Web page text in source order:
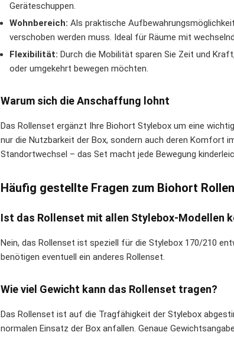
Geräteschuppen.
Wohnbereich: Als praktische
verschoben werden muss. Ideal für Räume mit
Flexibilität: Durch die Mobilität sparen Sie Zeit und
oder umgekehrt bewegen möchten.
Warum sich die Anschaffung lohnt
Das Rollenset ergänzt Ihre Biohort Stylebox um eine
nur die Nutzbarkeit der Box, sondern auch deren Komfort
Standortwechsel – das Set macht jede Bewegung
Häufig gestellte Fragen zum Biohort
Ist das Rollenset mit allen Stylebox-Modellen
Nein, das Rollenset ist speziell für die Stylebox 170/210
benötigen eventuell ein anderes Rollenset.
Wie viel Gewicht kann das Rollenset tragen?
Das Rollenset ist auf die Tragfähigkeit der Stylebox
normalen Einsatz der Box anfallen. Genaue